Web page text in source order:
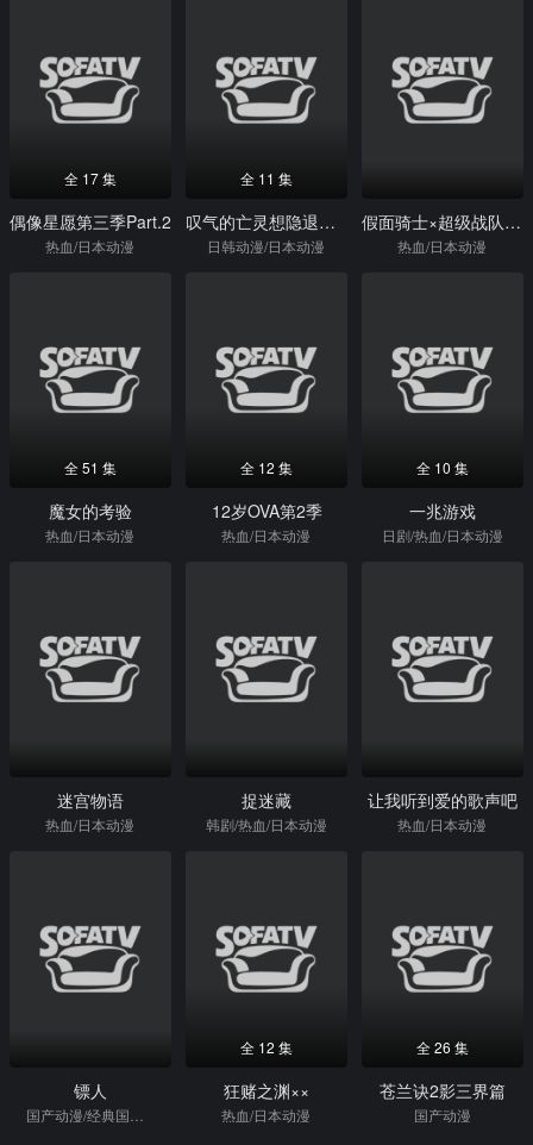
全 17 集
偶像星愿第三季Part.2
热血/日本动漫
全 11 集
叹气的亡灵想隐退第二季
日韩动漫/日本动漫
假面骑士×超级战队超级英雄大战
热血/日本动漫
全 51 集
魔女的考验
热血/日本动漫
全 12 集
12岁OVA第2季
热血/日本动漫
全 10 集
一兆游戏
日剧/热血/日本动漫
迷宫物语
热血/日本动漫
捉迷藏
韩剧/热血/日本动漫
让我听到爱的歌声吧
热血/日本动漫
镖人
全 12 集
狂赌之渊××
热血/日本动漫
全 26 集
苍兰诀2影三界篇
国产动漫